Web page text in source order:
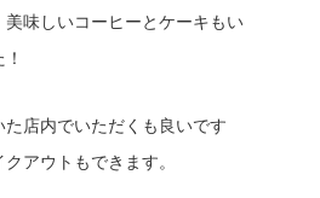
美味しいコーヒーとケーキもい
店内でいただくも良いです
アウトもできます。